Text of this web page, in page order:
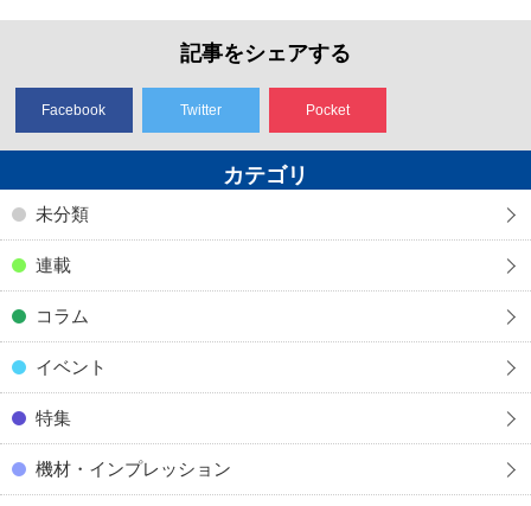
記事をシェアする
Facebook Twitter Pocket
カテゴリ
未分類
連載
コラム
イベント
特集
機材・インプレッション